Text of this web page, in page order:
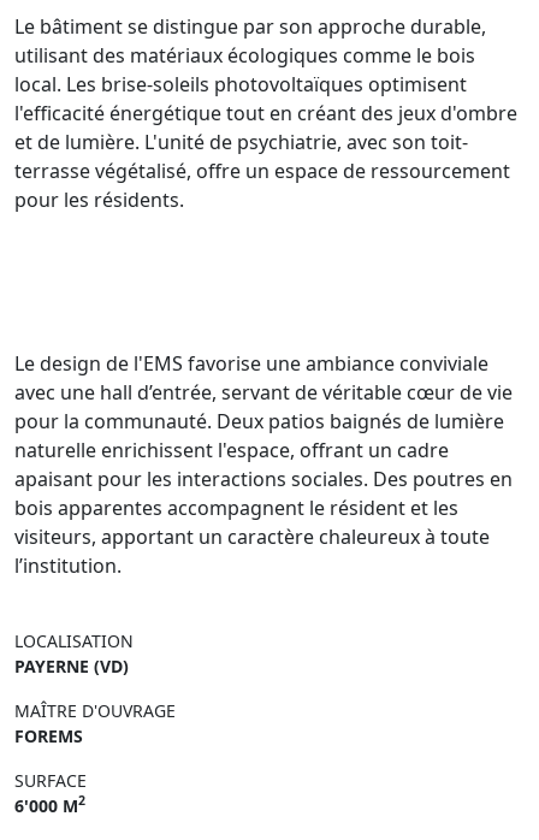
Le bâtiment se distingue par son approche durable,
utilisant des matériaux écologiques comme le bois
local. Les brise-soleils photovoltaïques optimisent
l'efficacité énergétique tout en créant des jeux d'ombre
et de lumière. L'unité de psychiatrie, avec son toit-
terrasse végétalisé, offre un espace de ressourcement
pour les résidents.
Le design de l'EMS favorise une ambiance conviviale
avec une hall d’entrée, servant de véritable cœur de vie
pour la communauté. Deux patios baignés de lumière
naturelle enrichissent l'espace, offrant un cadre
apaisant pour les interactions sociales. Des poutres en
bois apparentes accompagnent le résident et les
visiteurs, apportant un caractère chaleureux à toute
l’institution.
LOCALISATION
PAYERNE (VD)
MAÎTRE D'OUVRAGE
FOREMS
SURFACE
6'000 M2